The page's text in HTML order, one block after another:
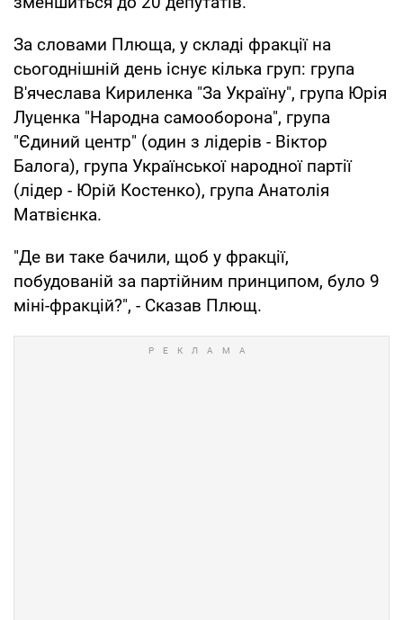
За словами Плюща, у складі фракції на
сьогоднішній день існує кілька груп: група
В'ячеслава Кириленка "За Україну", група Юрія
Луценка "Народна самооборона", група
"Єдиний центр" (один з лідерів - Віктор
Балога), група Української народної партії
(лідер - Юрій Костенко), група Анатолія
Матвієнка.
"Де ви таке бачили, щоб у фракції,
побудованій за партійним принципом, було 9
міні-фракцій?", - Сказав Плющ.